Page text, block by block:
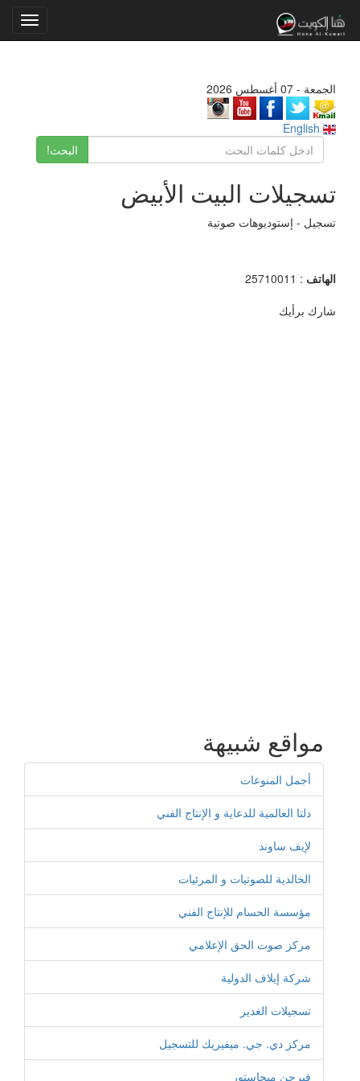
الجمعة - 07 أغسطس 2026
البحث!
تسجيلات البيت الأبيض
تسجيل - إستوديوهات صوتية
الهاتف : 25710011
شارك برأيك
مواقع شبيهة
أجمل المنوعات
دلتا العالمية للدعاية و الإنتاج الفني
لإيف ساوند
الخالدية للصوتيات و المرئيات
مؤسسة الحسام للإنتاج الفني
مركز صوت الحق الإعلامي
شركة إيلاف الدولية
تسجيلات الغدير
مركز دي. جي. ميفيريك للتسجيل
فيرجن ميجاستور